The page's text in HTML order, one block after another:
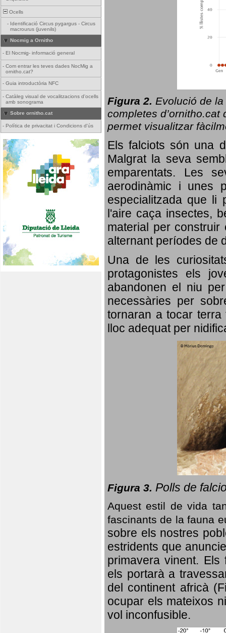
Ocells
- Identificació Circus pygargus - Circus
macrourus (juvenils)
Nocmig a Ornitho
- El Nocmig- informació general
- Com entrar les teves dades NocMig a
ornitho.cat?
- Guia introductòria NFC
- Catàleg visual de vocalitzacions d'ocells
amb sonograma
Sobre ornitho.cat
- Política de privacitat i Condicions d'ús
Figura 2. Evolució de la
completes d’ornitho.cat
permet visualitzar
Els falciots són una
Malgrat la seva
emparentats. Les
aerodinàmic i unes
especialitzada que li
l'aire caça insectes,
material per
alternant períodes de
Una de les
protagonistes els
abandonen el niu
necessàries per
tornaran a tocar
lloc adequat per
Figura 3. Polls de
Aquest estil de vida
fascinants de la fauna
sobre els nostres
estridents que
primavera vinent. Els
els portarà a
del continent africà
ocupar els mateixos
vol inconfusible.